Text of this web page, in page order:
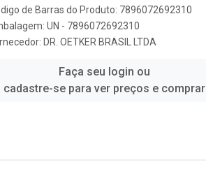
de Barras do Produto: 7896072692310
UN - 7896072692310
DR. OETKER BRASIL LTDA
Faça seu login ou
cadastre-se para ver preços e comprar